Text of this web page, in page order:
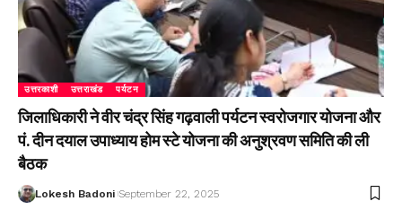
उत्तरकाशी उत्तराखंड पर्यटन
जिलाधिकारी ने वीर चंद्र सिंह गढ़वाली पर्यटन स्वरोजगार योजना और
पं. दीन दयाल उपाध्याय होम स्टे योजना की अनुश्रवण समिति की ली
बैठक
Lokesh Badoni September 22, 2025